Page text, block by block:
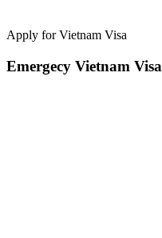
Apply for Vietnam Visa
Emergecy Vietnam Visa